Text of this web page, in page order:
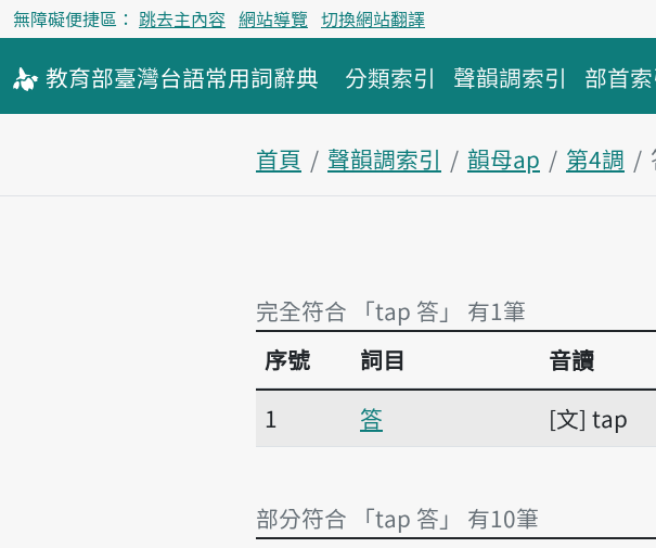
無障礙便捷區： 跳去主內容 網站導覽 切換網站翻譯
教育部臺灣台語常用詞辭典 分類索引 聲韻調索引 部首
首頁 聲韻調索引 韻母ap 第4調
完全符合 「tap 答」 有1筆
完全符合 「tap 答」 有1筆
序號 詞目 音讀
1
答 文 tap
部分符合 「tap 答」 有10筆